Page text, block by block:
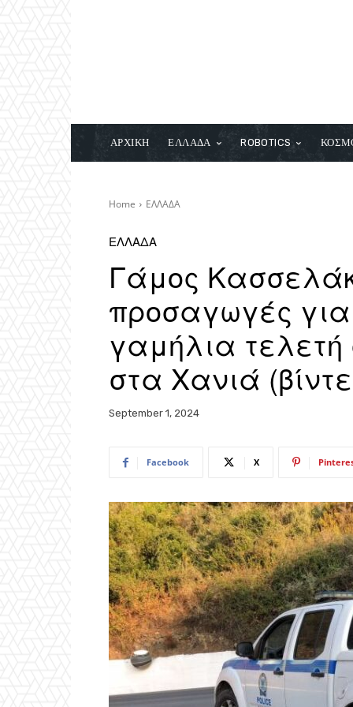
ΑΡΧΙΚΗ ΕΛΛΑΔΑ ROBOTICS
Home ΕΛΛΑΔΑ
ΕΛΛΑΔΑ
Γάμος
προσαγωγές για
γαμήλια τελετή
στα Χανιά
September 1, 2024
Facebook X